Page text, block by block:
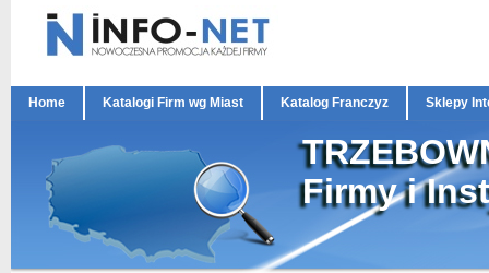
Home Katalogi Firm wg Miast Katalog Franczyz Sklepy
Firmy i